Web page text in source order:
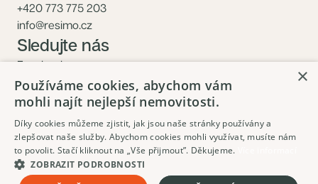
18 231 000 Kč
+420 773 775 203
info@resimo.cz
Sledujte nás
Facebook
Instagram
×
Používáme cookies, abychom vám
mohli najít nejlepší nemovitosti.
Díky cookies můžeme zjistit, jak jsou naše stránky používány a
zlepšovat naše služby. Abychom cookies mohli využívat, musíte nám
to povolit. Stačí kliknout na „Vše přijmout”. Děkujeme.
ZOBRAZIT PODROBNOSTI